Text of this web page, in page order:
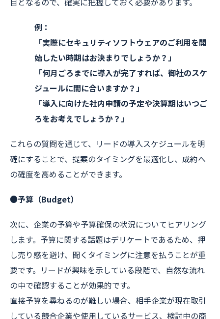
例：
「実際にセキュリティソフトウェアのご利用を開
始したい時期はお決まりでしょうか？」
「何月ごろまでに導入が完了すれば、御社のスケ
ジュールに間に合いますか？」
「導入に向けた社内申請の予定や決算期はいつご
ろをお考えでしょうか？」
これらの質問を通じて、リードの導入スケジュールを明
確にすることで、提案のタイミングを最適化し、成約へ
の確度を高めることができます。
●予算（Budget）
次に、企業の予算や予算確保の状況についてヒアリング
します。予算に関する話題はデリケートであるため、押
し売り感を避け、聞くタイミングに注意を払うことが重
要です。リードが興味を示している段階で、自然な流れ
の中で確認することが効果的です。
直接予算を尋ねるのが難しい場合、相手企業が現在取引
している競合企業や使用しているサービス、検討中の商